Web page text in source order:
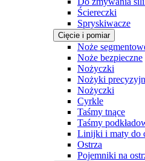
Ściereczki
Spryskiwacze
Cięcie i pomiar
Noże
Noże bezpieczne
Nożyczki
Nożyki
Nożyczki
Cyrkle
Taśmy tnące
Taśmy
Linijki i maty do
Ostrza
Pojemniki na